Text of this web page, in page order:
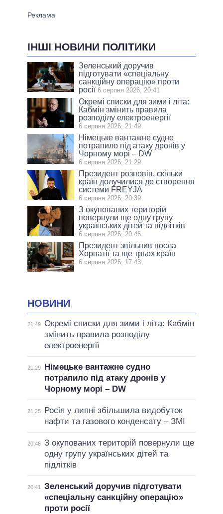
ІНШІ НОВИНИ ПОЛІТИКИ
Зеленський доручив
підготувати «спеціальну
санкційну операцію» проти
росії 6 серпня 2026, 20:41
Окремі списки для зими і літа:
Кабмін змінить правила
розподілу електроенергії
6 серпня 2026, 21:49
Німецьке вантажне судно
потрапило під атаку дронів у
Чорному морі – DW
6 серпня 2026, 21:29
Президент розповів, скільки
країн долучилися до створення
системи FREYJA
6 серпня 2026, 20:39
З окупованих територій
повернули ще одну групу
українських дітей та підлітків
6 серпня 2026, 20:46
Президент звільнив посла
Хорватії та ще трьох країн
6 серпня 2026, 17:43
НОВИНИ
21:49 Окремі списки для зими і літа: Кабмін
змінить правила розподілу
електроенергії
21:29
Німецьке вантажне судно
потрапило під атаку дронів у
Чорному морі – DW
21:25
Росія у липні збільшила видобуток
нафти та газового конденсату – ЗМІ
20:46 З окупованих територій повернули ще
одну групу українських дітей та
підлітків
20:41
Зеленський доручив підготувати
«спеціальну санкційну операцію»
проти росії